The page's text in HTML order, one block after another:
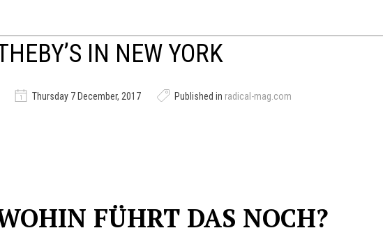
IN NEW YORK
Thursday 7 December, 2017 Published in radical-mag.com
FÜHRT DAS NOCH?